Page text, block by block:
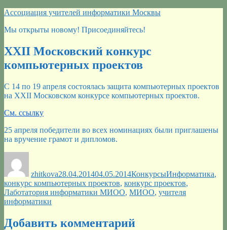
Перейти
содержимому
Ассоциация учителей информатики Москвы
Мы открыты новому! Присоединяйтесь!
XXII Московский конкурс
компьютерных проектов
С 14 по 19 апреля состоялась защита компьютерных проектов
на XXII Московском конкурсе компьютерных проектов.
См. ссылку
25 апреля победители во всех номинациях были приглашены
на вручение грамот и дипломов.
zhitkova28.04.201404.05.2014КонкурсыИнформатика,
конкурс компьютерных проектов, конкурс проектов,
Лаботатория информатики МИОО, МИОО, учителя
информатики
Добавить комментарий